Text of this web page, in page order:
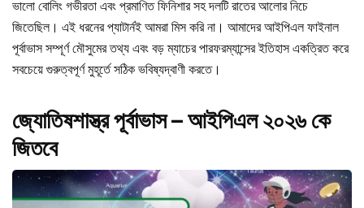
ভালো বোলিং গভীরতা এবং প্রমাণিত ফিনিশার সহ দলটি রাতের আলোর নিচে
জিতেছিল। এই ধরনের প্যাটার্নই আমরা মিস করি না। আমাদের আইপিএল ফাইনাল
পূর্বাভাস সম্পূর্ণ মৌসুমের তথ্য এবং বড় ম্যাচের পারফরম্যান্সের ইতিহাস একত্রিত করে
সবচেয়ে গুরুত্বপূর্ণ মুহূর্তে সঠিক ভবিষ্যদ্বাণী করতে।
জ্যোতিষশাস্ত্র পূর্বাভাস – আইপিএল ২০২৬ কে
জিতবে